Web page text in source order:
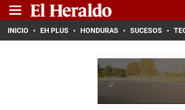
INICIO EH PLUS HONDURAS SUCESOS